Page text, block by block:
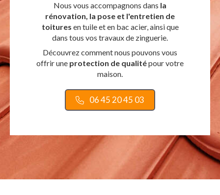
Nous vous accompagnons dans la
rénovation, la pose et l'entretien de
toitures en tuile et en bac acier, ainsi que
dans tous vos travaux de zinguerie.
Découvrez comment nous pouvons vous
offrir une protection de qualitépour votre
maison.
06 45 20 45 03